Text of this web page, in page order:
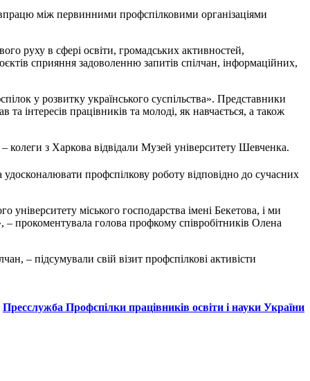
між первинними профспілковими організаціями
руху в сфері освіти, громадських активностей,
сприяння задоволенню запитів спілчан, інформаційних,
у розвитку українського суспільства». Представники
інтересів працівників та молоді, як навчається, а також
колеги з Харкова відвідали Музей університету Шевченка.
профспілкову роботу відповідно до сучасних
міського господарства імені Бекетова, і ми
прокоментувала голова профкому співробітників Олена
– підсумували свій візит профспілкові активісти
Пресслужба Профспілки працівників освіти і науки України